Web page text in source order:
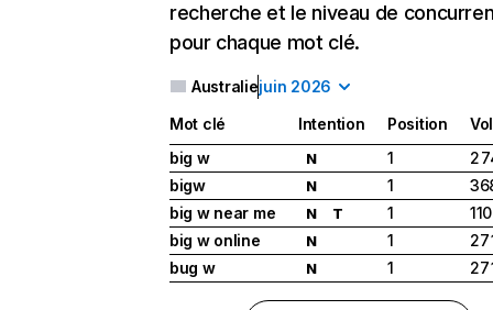
recherche et le niveau de
pour chaque mot clé.
Australiejuin 2026
Mot clé Intention Position
big w
N 1
2
bigw
N 1
big w near me
N T 1
big w online
N 1
27
bug w
N 1 27